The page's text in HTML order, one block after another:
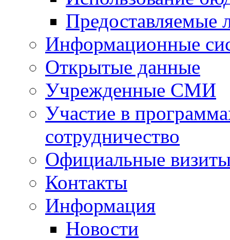
Предоставляемые
Информационные
Открытые данные
Учрежденные СМИ
Участие в
сотрудничество
Официальные
Контакты
Информация
Новости